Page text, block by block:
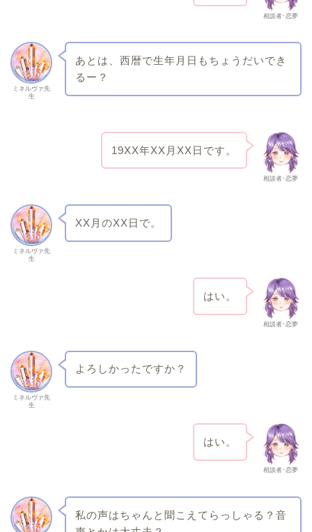
相談者･恋夢
ミネルヴァ先
生
あとは、西暦で生年月日もちょうだいでき
るー？
相談者･恋夢
19XX年XX月XX日です。
ミネルヴァ先
生
XX月のXX日で。
相談者･恋夢
はい。
ミネルヴァ先
生
よろしかったですか？
相談者･恋夢
はい。
私の声はちゃんと聞こえてらっしゃる？音